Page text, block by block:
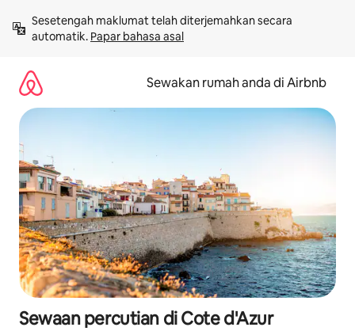
kandungan
Sesetengah maklumat telah diterjemahkan secara
automatik. Papar bahasa asal
Sewakan rumah anda di Airbnb
Sewaan percutian di Cote d'Azur